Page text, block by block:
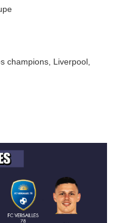
champions Liverpool